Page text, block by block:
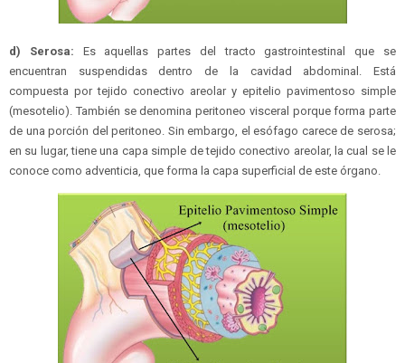
d) Serosa: Es aquellas partes del tracto gastrointestinal que se
encuentran suspendidas dentro de la cavidad abdominal. Está
compuesta por tejido conectivo areolar y epitelio pavimentoso simple
(mesotelio). También se denomina peritoneo visceral porque forma parte
de una porción del peritoneo. Sin embargo, el esófago carece de serosa;
en su lugar, tiene una capa simple de tejido conectivo areolar, la cual se le
conoce como adventicia, que forma la capa superficial de este órgano.